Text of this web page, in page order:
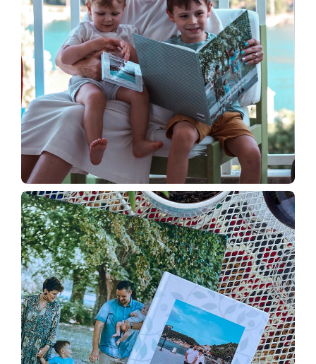
Uskrs
Majčin dan
Očev dan
Valentinovo
Božić i Nova godina